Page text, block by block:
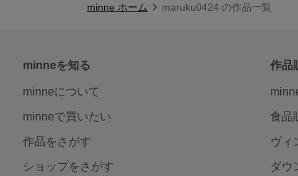
minne ホーム maruku0424 の作品一覧
minneを知る
minneについて
minneで買いたい
作品をさがす
ショップをさがす
作品
食品
ヴィ
ダウ